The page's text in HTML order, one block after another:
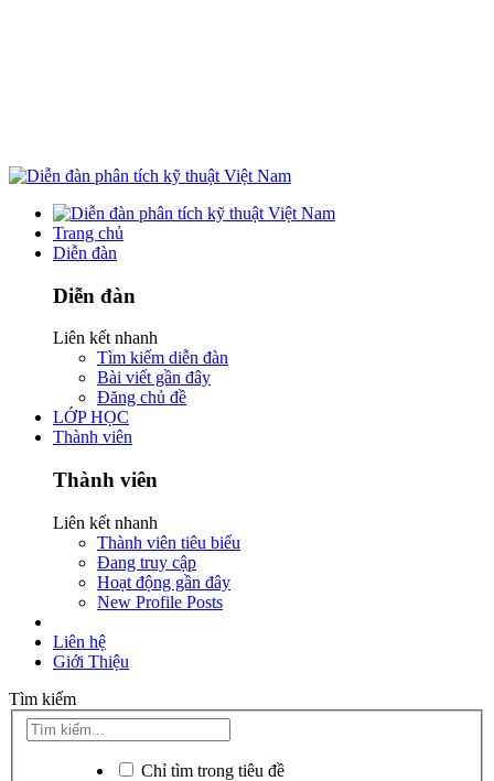
Trang chủ
Diễn đàn
Diễn đàn
Liên kết nhanh
Tìm kiếm diễn đàn
Bài viết gần đây
Đăng chủ đề
LỚP HỌC
Thành viên
Thành viên
Liên kết nhanh
Thành viên tiêu biểu
Đang truy cập
Hoạt động gần đây
New Profile Posts
Liên hệ
Giới Thiệu
Tìm kiếm
Chỉ tìm trong tiêu đề